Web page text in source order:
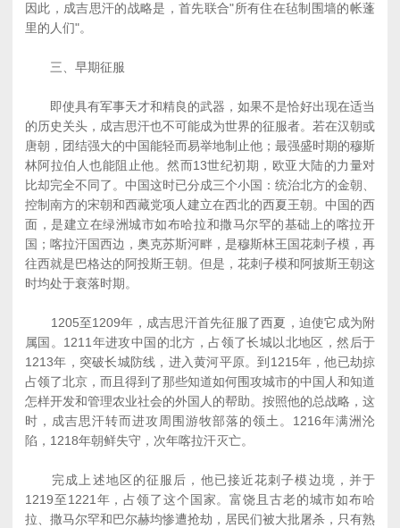
因此，成吉思汗的战略是，首先联合"所有住在毡制围墙的帐蓬
里的人们"。
三、早期征服
即使具有军事天才和精良的武器，如果不是恰好出现在适当
的历史关头，成吉思汗也不可能成为世界的征服者。若在汉朝或
唐朝，团结强大的中国能轻而易举地制止他；最强盛时期的穆斯
林阿拉伯人也能阻止他。然而13世纪初期，欧亚大陆的力量对
比却完全不同了。中国这时已分成三个小国：统治北方的金朝、
控制南方的宋朝和西藏党项人建立在西北的西夏王朝。中国的西
面，是建立在绿洲城市如布哈拉和撒马尔罕的基础上的喀拉开
国；喀拉汗国西边，奥克苏斯河畔，是穆斯林王国花刺子模，再
往西就是巴格达的阿投斯王朝。但是，花刺子模和阿披斯王朝这
时均处于衰落时期。
1205至1209年，成吉思汗首先征服了西夏，迫使它成为附
属国。1211年进攻中国的北方，占领了长城以北地区，然后于
1213年，突破长城防线，进入黄河平原。到1215年，他已劫掠
占领了北京，而且得到了那些知道如何围攻城市的中国人和知道
怎样开发和管理农业社会的外国人的帮助。按照他的总战略，这
时，成吉思汗转而进攻周围游牧部落的领土。1216年满洲沦
陷，1218年朝鲜失守，次年喀拉汗灭亡。
完成上述地区的征服后，他已接近花刺子模边境，并于
1219至1221年，占领了这个国家。富饶且古老的城市如布哈
拉、撒马尔罕和巴尔赫均惨遭抢劫，居民们被大批屠杀，只有熟